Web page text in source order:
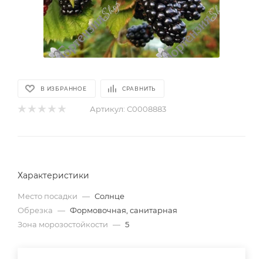
В ИЗБРАННОЕ СРАВНИТЬ
Артикул: С0008883
Характеристики
Место посадки — Солнце
Обрезка — Формовочная, санитарная
Зона морозостойкости — 5